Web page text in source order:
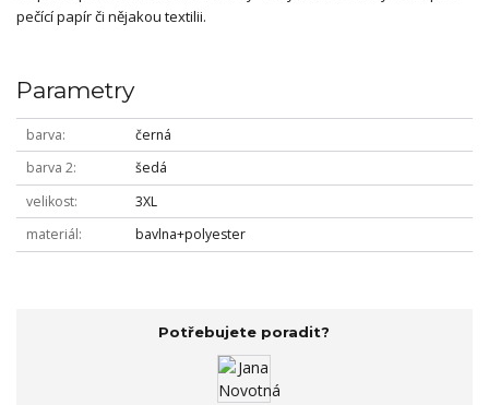
pečící papír či nějakou textilii.
Parametry
barva
černá
barva 2
šedá
velikost
3XL
materiál
bavlna+polyester
Potřebujete poradit?